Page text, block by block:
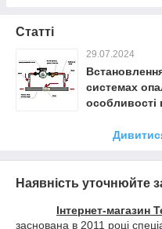
Статті
29.07.2024
системах
особливості
Наявність уточнюйте
Інтернет-магазин
заснована в 2011 році